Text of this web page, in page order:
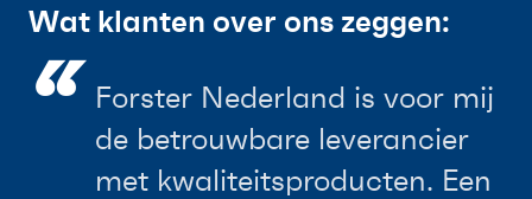
Wat klanten over ons zeggen:
“ Forster Nederland is voor mij
de betrouwbare leverancier
met kwaliteitsproducten. Een